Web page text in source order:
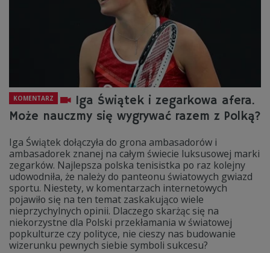
KOMENTARZ
Iga Świątek i zegarkowa afera.
Może nauczmy się wygrywać razem z Polką?
Iga Świątek dołączyła do grona ambasadorów i
ambasadorek znanej na całym świecie luksusowej marki
zegarków. Najlepsza polska tenisistka po raz kolejny
udowodniła, że należy do panteonu światowych gwiazd
sportu. Niestety, w komentarzach internetowych
pojawiło się na ten temat zaskakująco wiele
nieprzychylnych opinii. Dlaczego skarżąc się na
niekorzystne dla Polski przekłamania w światowej
popkulturze czy polityce, nie cieszy nas budowanie
wizerunku pewnych siebie symboli sukcesu?